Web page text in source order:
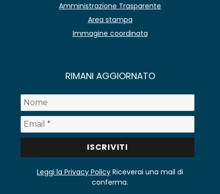
Amministrazione Trasparente
Area stampa
Immagine coordinata
RIMANI AGGIORNATO
Leggi la Privacy Policy Riceverai una mail di
conferma.